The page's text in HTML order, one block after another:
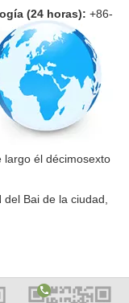
(24 horas): +86-
largo él décimosexto
Bai de la ciudad,